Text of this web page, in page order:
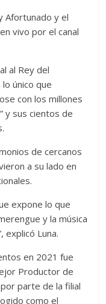
Afortunado y el
vivo por el canal
al Rey del
único que
con los millones
y sus cientos de
de cercanos
a su lado en
expone lo que
y la música
explicó Luna.
en 2021 fue
Productor de
parte de la filial
como el